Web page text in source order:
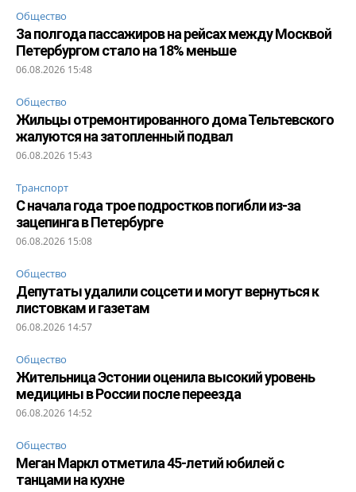
Общество
За полгода пассажиров на рейсах между Москвой
Петербургом стало на 18% меньше
06.08.2026 15:48
Общество
Жильцы отремонтированного дома Тельтевского
жалуются на затопленный подвал
06.08.2026 15:43
Транспорт
С начала года трое подростков погибли из-за
зацепинга в Петербурге
06.08.2026 15:08
Общество
Депутаты удалили соцсети и могут вернуться к
листовкам и газетам
06.08.2026 14:57
Общество
Жительница Эстонии оценила высокий уровень
медицины в России после переезда
06.08.2026 14:52
Общество
Меган Маркл отметила 45-летий юбилей с
танцами на кухне